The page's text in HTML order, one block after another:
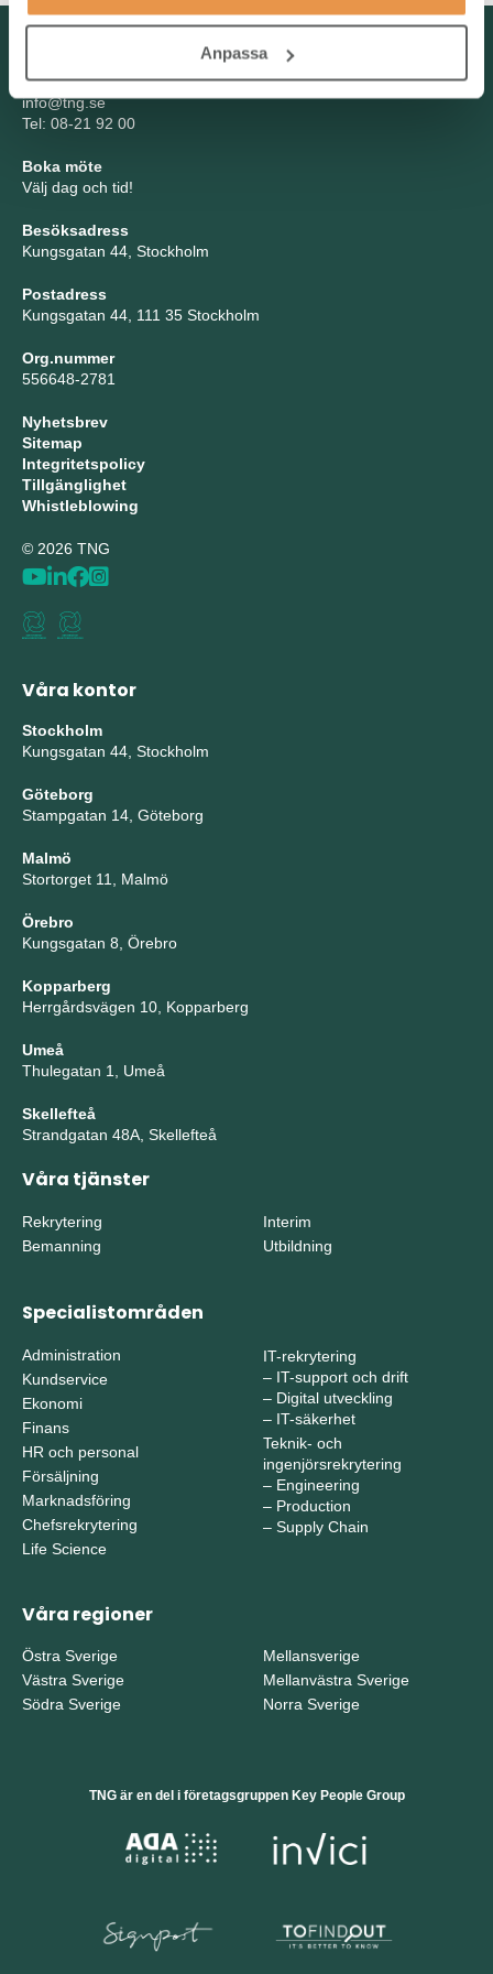
Anpassa
TNG Group AB
info@tng.se
Tel: 08-21 92 00
Boka möte
Välj dag och tid!
Besöksadress
Kungsgatan 44, Stockholm
Postadress
Kungsgatan 44, 111 35 Stockholm
Org.nummer
556648-2781
Nyhetsbrev
Sitemap
Integritetspolicy
Tillgänglighet
Whistleblowing
© 2026 TNG
Våra kontor
Stockholm
Kungsgatan 44, Stockholm
Göteborg
Stampgatan 14, Göteborg
Malmö
Stortorget 11, Malmö
Örebro
Kungsgatan 8, Örebro
Kopparberg
Herrgårdsvägen 10, Kopparberg
Umeå
Thulegatan 1, Umeå
Skellefteå
Strandgatan 48A, Skellefteå
Våra tjänster
Rekrytering
Bemanning
Interim
Utbildning
Specialistområden
Administration
Kundservice
Ekonomi
Finans
HR och personal
Försäljning
Marknadsföring
Chefsrekrytering
Life Science
IT-rekrytering
– IT-support och drift
– Digital utveckling
– IT-säkerhet
Teknik- och
ingenjörsrekrytering
– Engineering
– Production
– Supply Chain
Våra regioner
Östra Sverige
Västra Sverige
Södra Sverige
Mellansverige
Mellanvästra Sverige
Norra Sverige
TNG är en del i företagsgruppen Key People Group